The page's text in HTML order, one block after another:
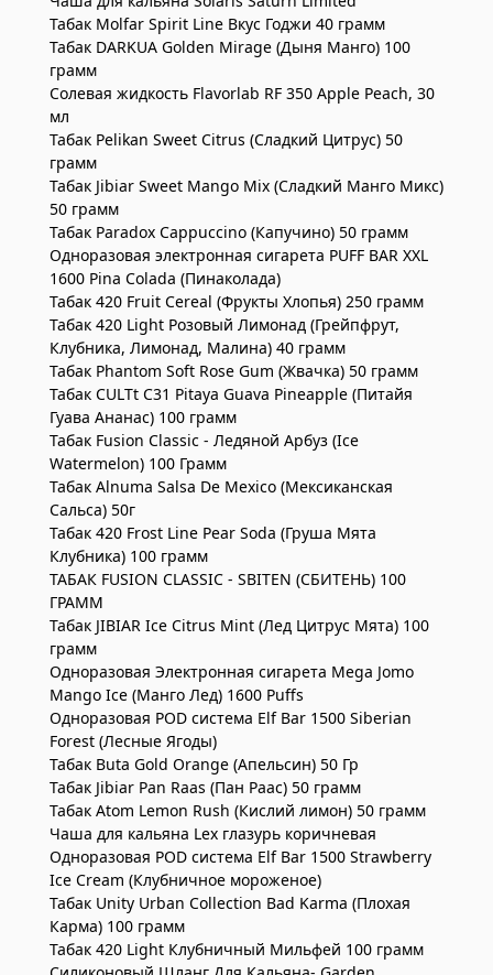
Табак Molfar Spirit Line Вкус Годжи 40 грамм
Табак DARKUA Golden Mirage (Дыня Манго) 100
грамм
Солевая жидкость Flavorlab RF 350 Apple Peach, 30
мл
Табак Pelikan Sweet Citrus (Сладкий Цитрус) 50
грамм
Табак Jibiar Sweet Mango Mix (Сладкий Манго Микс)
50 грамм
Табак Paradox Cappuccino (Капучино) 50 грамм
Одноразовая электронная сигарета PUFF BAR XXL
1600 Pina Сolada (Пинаколада)
Табак 420 Fruit Cereal (Фрукты Хлопья) 250 грамм
Табак 420 Light Розовый Лимонад (Грейпфрут,
Клубника, Лимонад, Малина) 40 грамм
Табак Phantom Soft Rose Gum (Жвачка) 50 грамм
Табак CULTt C31 Pitaya Guava Pineapple (Питайя
Гуава Ананас) 100 грамм
Табак Fusion Classic - Ледяной Арбуз (Ice
Watermelon) 100 Грамм
Табак Alnuma Salsa De Mexico (Мексиканская
Сальса) 50г
Табак 420 Frost Line Pear Soda (Груша Мята
Клубника) 100 грамм
ТАБАК FUSION CLASSIC - SBITEN (СБИТЕНЬ) 100
ГРАММ
Табак JIBIAR Ice Citrus Mint (Лед Цитрус Мята) 100
грамм
Одноразовая Электронная сигарета Mega Jomo
Mango Ice (Манго Лед) 1600 Puffs
Одноразовая POD система Elf Bar 1500 Siberian
Forest (Лесные Ягоды)
Табак Buta Gold Orange (Апельсин) 50 Гр
Табак Jibiar Pan Raas (Пан Раас) 50 грамм
Табак Atom Lemon Rush (Кислий лимон) 50 грамм
Чаша для кальяна Lex глазурь коричневая
Одноразовая POD система Elf Bar 1500 Strawberry
Ice Cream (Клубничное мороженое)
Табак Unity Urban Collection Bad Karma (Плохая
Карма) 100 грамм
Табак 420 Light Клубничный Мильфей 100 грамм